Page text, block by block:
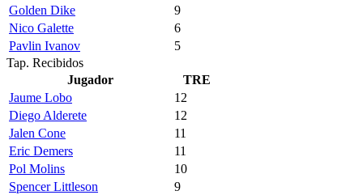
Golden Dike
9
Nico Galette
6
Pavlin Ivanov
5
Tap. Recibidos
Jugador
TRE
Jaume Lobo
12
Diego Alderete
12
Jalen Cone
11
Eric Demers
11
Pol Molins
10
Spencer Littleson
9